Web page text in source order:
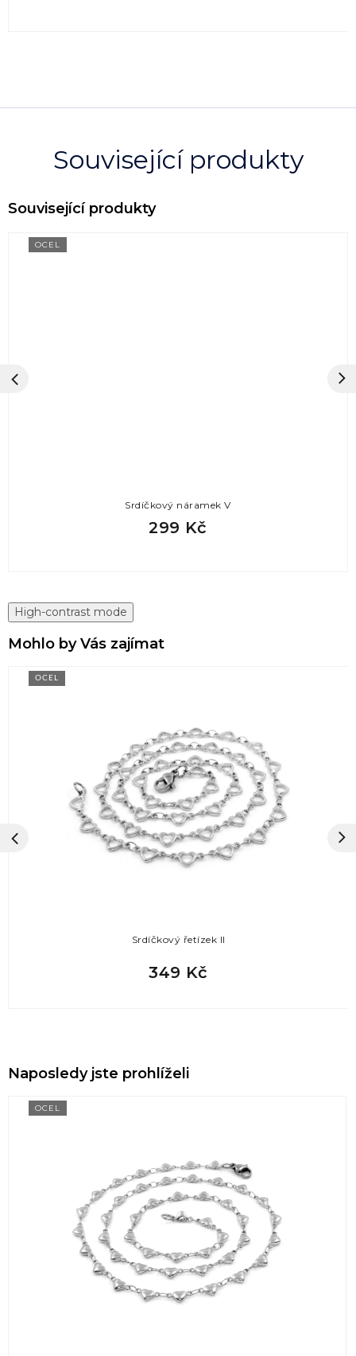
Související produkty
OCEL
Srdíčkový náramek V
299 Kč
High-contrast mode
Mohlo by Vás zajímat
OCEL
Srdíčkový řetízek II
349 Kč
Naposledy jste prohlíželi
OCEL